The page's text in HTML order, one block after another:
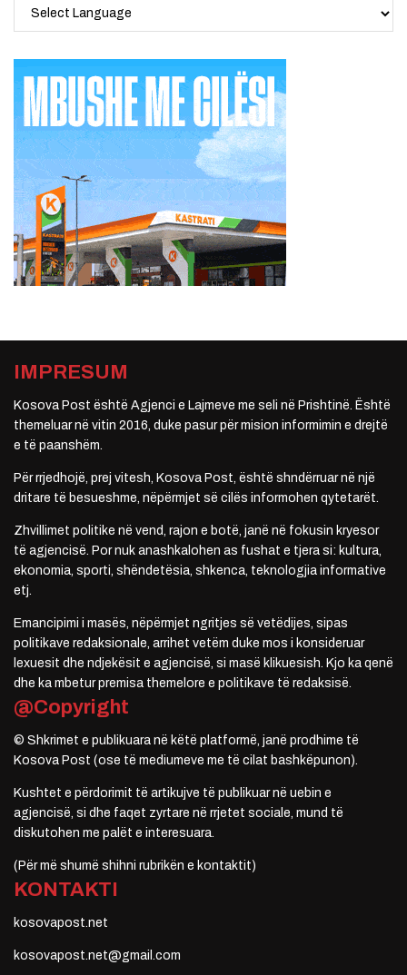
IMPRESUM
Kosova Post është Agjenci e Lajmeve me seli në Prishtinë. Është
themeluar në vitin 2016, duke pasur për mision informimin e drejtë
e të paanshëm.
Për rrjedhojë, prej vitesh, Kosova Post, është shndërruar në një
dritare të besueshme, nëpërmjet së cilës informohen qytetarët.
Zhvillimet politike në vend, rajon e botë, janë në fokusin kryesor
të agjencisë. Por nuk anashkalohen as fushat e tjera si: kultura,
ekonomia, sporti, shëndetësia, shkenca, teknologjia informative
etj.
Emancipimi i masës, nëpërmjet ngritjes së vetëdijes, sipas
politikave redaksionale, arrihet vetëm duke mos i konsideruar
lexuesit dhe ndjekësit e agjencisë, si masë klikuesish. Kjo ka qenë
dhe ka mbetur premisa themelore e politikave të redaksisë.
@Copyright
© Shkrimet e publikuara në këtë platformë, janë prodhime të
Kosova Post (ose të mediumeve me të cilat bashkëpunon).
Kushtet e përdorimit të artikujve të publikuar në uebin e
agjencisë, si dhe faqet zyrtare në rrjetet sociale, mund të
diskutohen me palët e interesuara.
(Për më shumë shihni rubrikën e kontaktit)
KONTAKTI
kosovapost.net
kosovapost.net@gmail.com